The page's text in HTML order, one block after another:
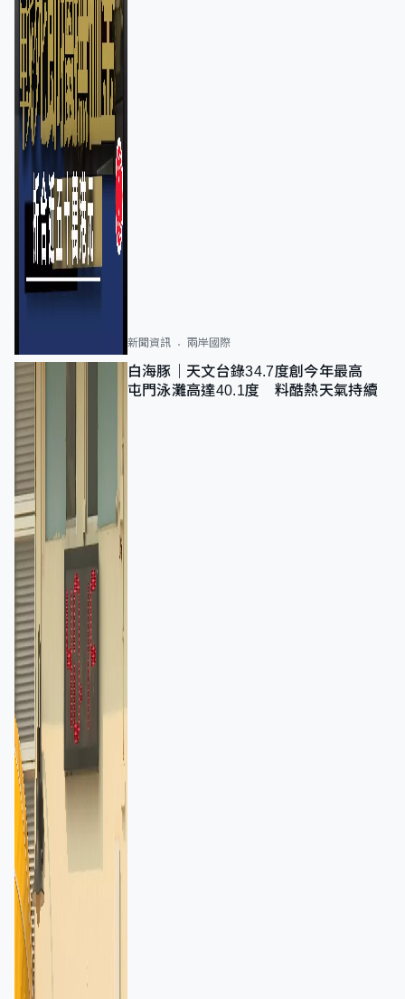
新聞資訊 兩岸國際
白海豚｜天文台錄34.7度創今年最高
屯門泳灘高達40.1度 料酷熱天氣持續